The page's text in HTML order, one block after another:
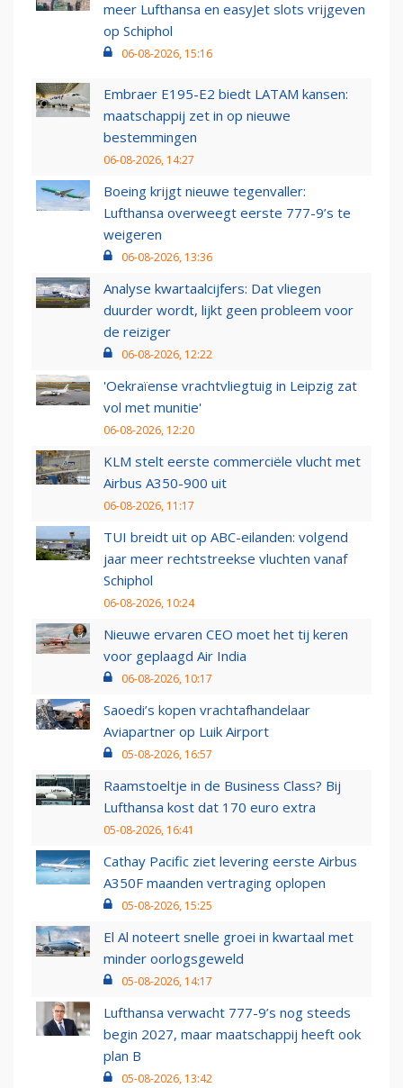
meer Lufthansa en easyJet slots vrijgeven
op Schiphol
06-08-2026, 15:16
Embraer E195-E2 biedt LATAM kansen:
maatschappij zet in op nieuwe
bestemmingen
06-08-2026, 14:27
Boeing krijgt nieuwe tegenvaller:
Lufthansa overweegt eerste 777-9’s te
weigeren
06-08-2026, 13:36
Analyse kwartaalcijfers: Dat vliegen
duurder wordt, lijkt geen probleem voor
de reiziger
06-08-2026, 12:22
'Oekraïense vrachtvliegtuig in Leipzig zat
vol met munitie'
06-08-2026, 12:20
KLM stelt eerste commerciële vlucht met
Airbus A350-900 uit
06-08-2026, 11:17
TUI breidt uit op ABC-eilanden: volgend
jaar meer rechtstreekse vluchten vanaf
Schiphol
06-08-2026, 10:24
Nieuwe ervaren CEO moet het tij keren
voor geplaagd Air India
06-08-2026, 10:17
Saoedi’s kopen vrachtafhandelaar
Aviapartner op Luik Airport
05-08-2026, 16:57
Raamstoeltje in de Business Class? Bij
Lufthansa kost dat 170 euro extra
05-08-2026, 16:41
Cathay Pacific ziet levering eerste Airbus
A350F maanden vertraging oplopen
05-08-2026, 15:25
El Al noteert snelle groei in kwartaal met
minder oorlogsgeweld
05-08-2026, 14:17
Lufthansa verwacht 777-9’s nog steeds
begin 2027, maar maatschappij heeft ook
plan B
05-08-2026, 13:42